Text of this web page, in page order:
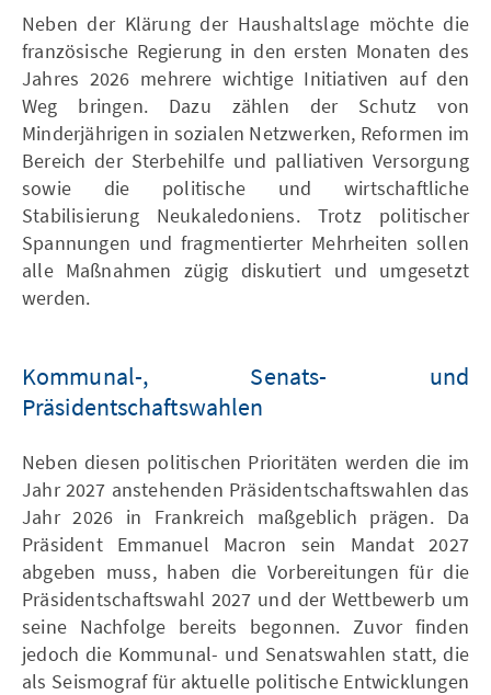
Neben der Klärung der Haushaltslage möchte die
französische Regierung in den ersten Monaten des
Jahres 2026 mehrere wichtige Initiativen auf den
Weg bringen. Dazu zählen der Schutz von
Minderjährigen in sozialen Netzwerken, Reformen im
Bereich der Sterbehilfe und palliativen Versorgung
sowie die politische und wirtschaftliche
Stabilisierung Neukaledoniens. Trotz politischer
Spannungen und fragmentierter Mehrheiten sollen
alle Maßnahmen zügig diskutiert und umgesetzt
werden.
Kommunal-, Senats- und
Präsidentschaftswahlen
Neben diesen politischen Prioritäten werden die im
Jahr 2027 anstehenden Präsidentschaftswahlen das
Jahr 2026 in Frankreich maßgeblich prägen. Da
Präsident Emmanuel Macron sein Mandat 2027
abgeben muss, haben die Vorbereitungen für die
Präsidentschaftswahl 2027 und der Wettbewerb um
seine Nachfolge bereits begonnen. Zuvor finden
jedoch die Kommunal- und Senatswahlen statt, die
als Seismograf für aktuelle politische Entwicklungen